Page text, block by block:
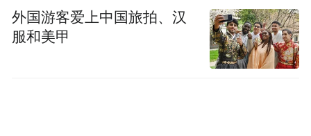
外国游客爱上中国旅拍、汉
服和美甲